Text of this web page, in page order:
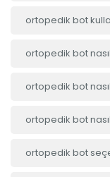
ortopedik bot
ortopedik bot nasıl
ortopedik bot
ortopedik bot
ortopedik bot